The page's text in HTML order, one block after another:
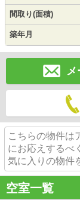
間取り(面積)
築年月
メ
こちらの物件は
にお応えするべ
気に入りの物件
空室一覧